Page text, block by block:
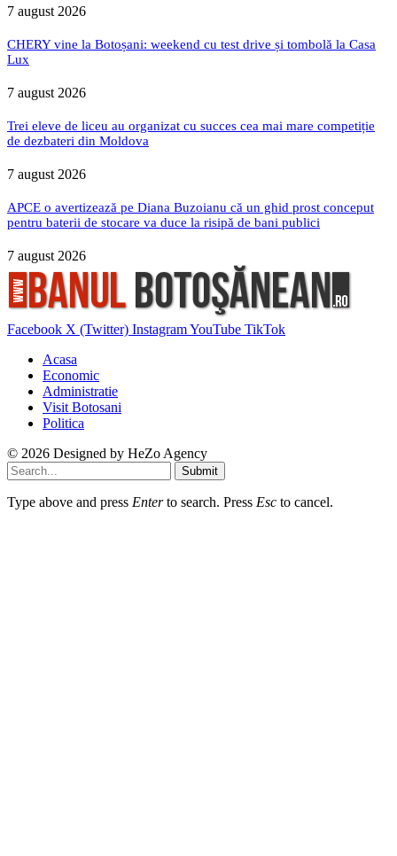
7 august 2026
CHERY vine la Botoșani: weekend cu test drive și tombolă la Casa
Lux
7 august 2026
Trei eleve de liceu au organizat cu succes cea mai mare competiție
de dezbateri din Moldova
7 august 2026
APCE o avertizează pe Diana Buzoianu că un ghid prost conceput
pentru baterii de stocare va duce la risipă de bani publici
7 august 2026
Facebook X (Twitter) InstagramYouTube TikTok
Acasa
Economic
Administratie
Visit Botosani
Politica
© 2026 Designed by HeZo Agency
Submit
Type above and press Enterto search. Press Esc to cancel.